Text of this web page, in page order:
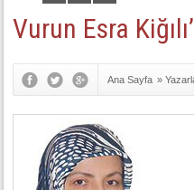
Vurun Esra
Ana Sayfa »